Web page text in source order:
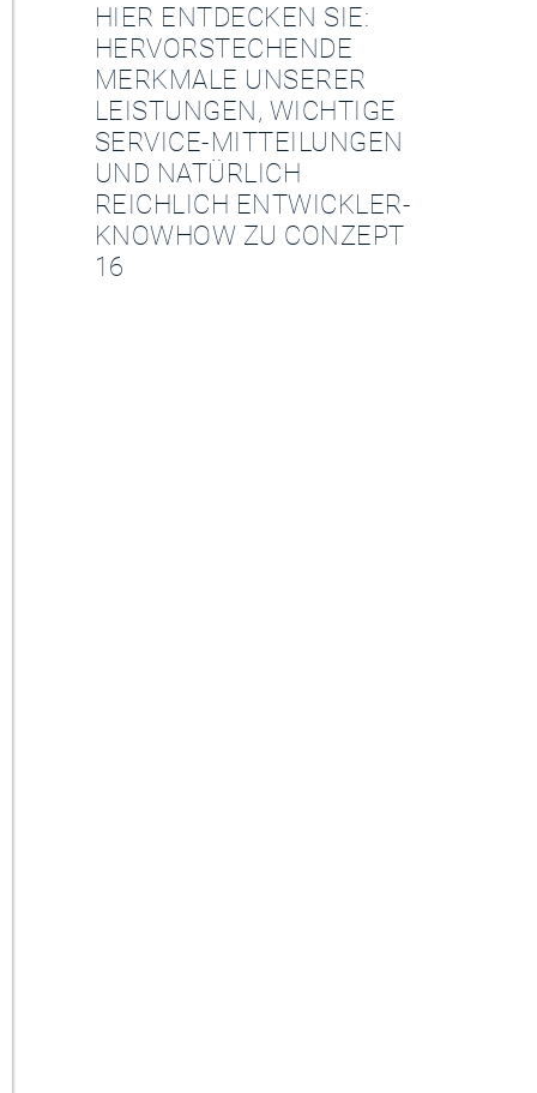
HIER ENTDECKEN SIE:
HERVORSTECHENDE
MERKMALE UNSERER
LEISTUNGEN, WICHTIGE
SERVICE-MITTEILUNGEN
UND NATÜRLICH
REICHLICH ENTWICKLER-
KNOWHOW ZU CONZEPT
16